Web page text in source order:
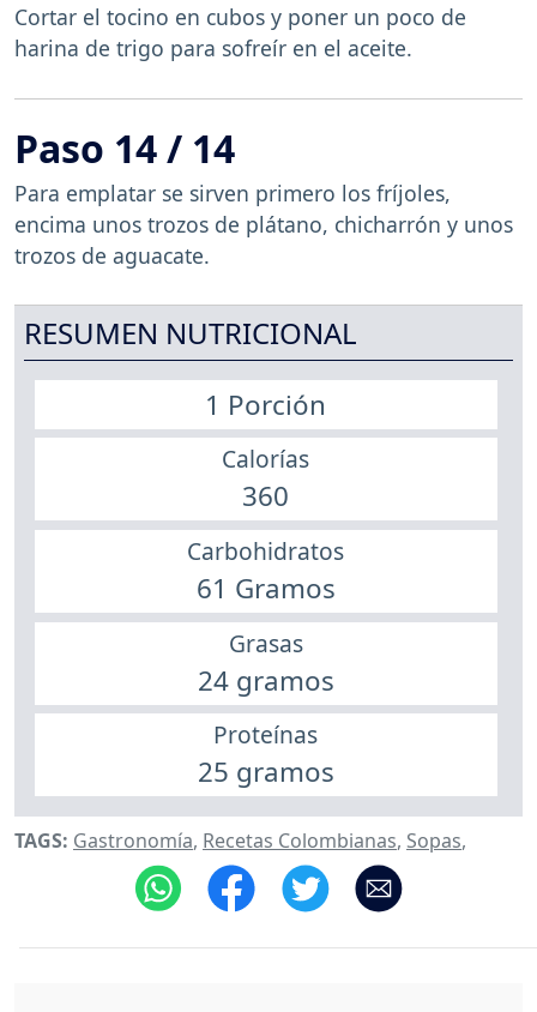
Cortar el tocino en cubos y poner un poco de
harina de trigo para sofreír en el aceite.
Paso 14 / 14
Para emplatar se sirven primero los fríjoles,
encima unos trozos de plátano, chicharrón y unos
trozos de aguacate.
RESUMEN NUTRICIONAL
1 Porción
Calorías
360
Carbohidratos
61 Gramos
Grasas
24 gramos
Proteínas
25 gramos
TAGS: Gastronomía, Recetas Colombianas, Sopas,